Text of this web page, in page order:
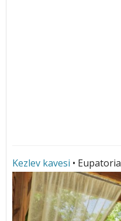
Kezlev kavesi • Eupatoria